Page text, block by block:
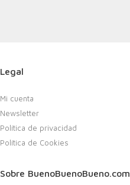
Legal
Mi cuenta
Newsletter
Política de privacidad
Política de Cookies
Sobre BuenoBuenoBueno.com